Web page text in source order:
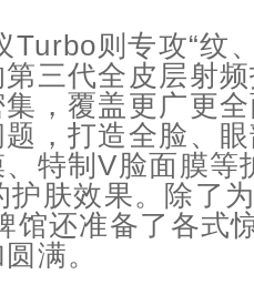
Turbo则专攻“纹
第三代全皮层射
，覆盖更广更
，打造全脸、
特制V脸面膜等
肤效果。除了
馆还准备了各式
满。